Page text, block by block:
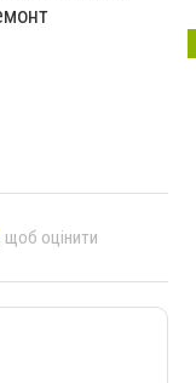
, щоб оцінити